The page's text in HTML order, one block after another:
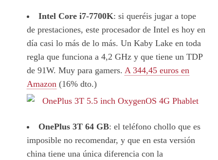
Intel Core i7-7700K: si queréis jugar a tope
de prestaciones, este procesador de Intel es hoy en
día casi lo más de lo más. Un Kaby Lake en toda
regla que funciona a 4,2 GHz y que tiene un TDP
de 91W. Muy para gamers. A 344,45 euros en
Amazon (16% dto.)
OnePlus 3T 64 GB: el teléfono chollo que es
imposible no recomendar, y que en esta versión
china tiene una única diferencia con la